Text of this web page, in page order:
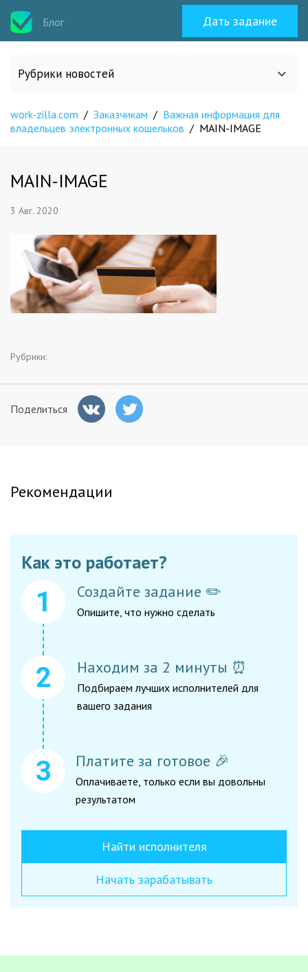
Блог Дать задание
Рубрики новостей
Все статьи
Новости сервиса
Исполнителям
Гости
work-zilla.com / Заказчикам / Важная информация для
владельцев электронных кошельков / MAIN-IMAGE
MAIN-IMAGE
3 Авг. 2020
Рубрики:
Поделиться
Рекомендации
Как это работает?
Создайте задание ✏️
Опишите, что нужно сделать
Находим за 2 минуты ⏰
Подбираем лучших исполнителей для
вашего задания
Платите за готовое 🎉
Оплачиваете, только если вы довольны
результатом
Найти исполнителя
Начать зарабатывать